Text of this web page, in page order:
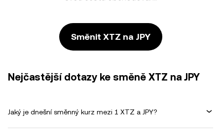
Směnit XTZ na JPY
Nejčastější dotazy ke směně XTZ na JPY
Jaký je dnešní směnný kurz mezi 1 XTZ a JPY?